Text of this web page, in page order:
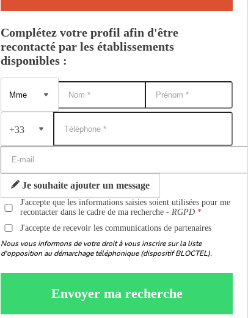
Complétez votre profil afin d'être
recontacté par les établissements
disponibles :
+33
Je souhaite ajouter un message
J'accepte que les informations saisies soient utilisées pour me
recontacter dans le cadre de ma recherche -RGPD
J'accepte de recevoir les communications de partenaires
Nous vous informons de votre droit à vous inscrire sur la liste
d'opposition au démarchage téléphonique (dispositif BLOCTEL).
Envoyer ma recherche